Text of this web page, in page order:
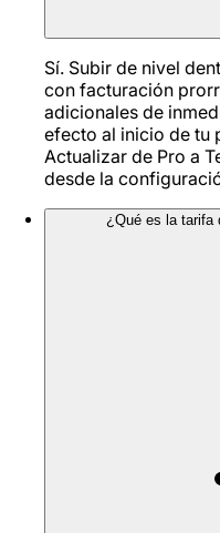
Sí. Subir de nivel
con facturación
adicionales de
efecto al inicio de tu
Actualizar de Pro a
desde la
¿Qué es la tarifa